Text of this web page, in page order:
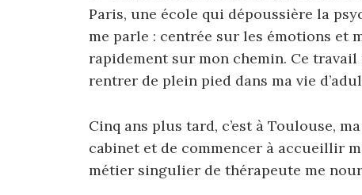
Paris, une école qui dépoussière la
me parle : centrée sur les émotions et
rapidement sur mon chemin. Ce
rentrer de plein pied dans ma vie
Cinq ans plus tard, c’est à Toulouse,
cabinet et de commencer à accueillir
métier singulier de thérapeute me